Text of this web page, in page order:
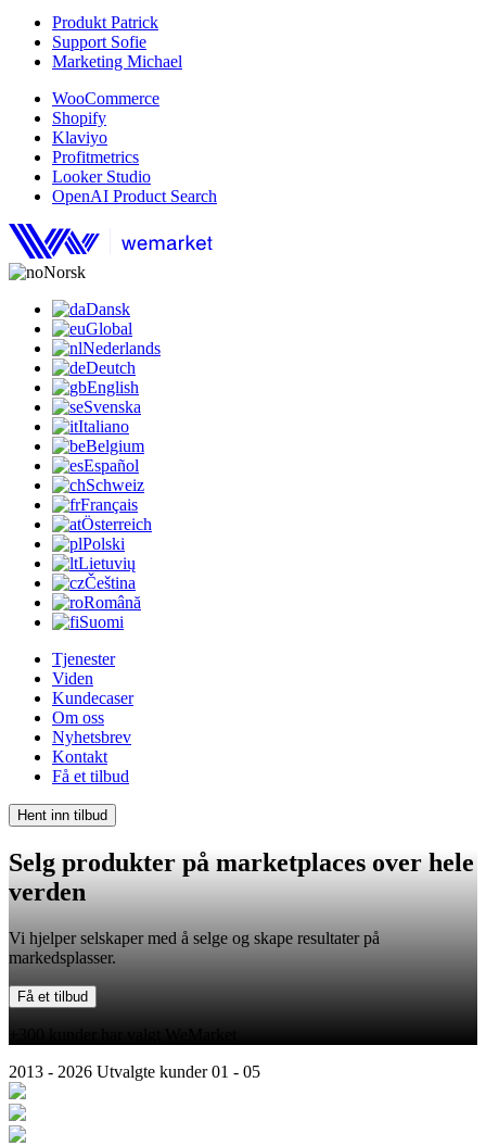
Produkt Patrick
Support Sofie
Marketing Michael
WooCommerce
Shopify
Klaviyo
Profitmetrics
Looker Studio
OpenAI Product Search
Norsk
Dansk
Global
Nederlands
Deutch
English
Svenska
Italiano
Belgium
Español
Schweiz
Français
Österreich
Polski
Lietuvių
Čeština
Română
Suomi
Tjenester
Viden
Kundecaser
Om oss
Nyhetsbrev
Kontakt
Få et tilbud
Hent inn tilbud
Selg produkter på marketplaces over hele
verden
Vi hjelper selskaper med å selge og skape resultater på
markedsplasser.
Få et tilbud
2013 - 2026 Utvalgte kunder 01 - 05